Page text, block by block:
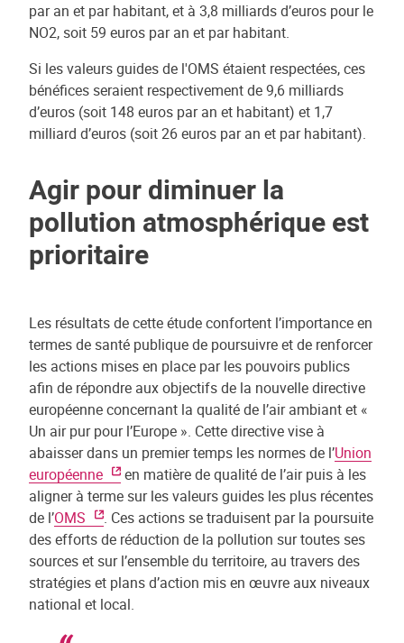
par an et par habitant, et à 3,8 milliards d’euros pour le
NO2, soit 59 euros par an et par habitant.
Si les valeurs guides de l'OMS étaient respectées, ces
bénéfices seraient respectivement de 9,6 milliards
d’euros (soit 148 euros par an et habitant) et 1,7
milliard d’euros (soit 26 euros par an et par habitant).
Agir pour diminuer la
pollution atmosphérique est
prioritaire
Les résultats de cette étude confortent l’importance en
termes de santé publique de poursuivre et de renforcer
les actions mises en place par les pouvoirs publics
afin de répondre aux objectifs de la nouvelle directive
européenne concernant la qualité de l’air ambiant et «
Un air pur pour l’Europe ». Cette directive vise à
abaisser dans un premier temps les normes de l’Union
européenne
en matière de qualité de l’air puis à les
aligner à terme sur les valeurs guides les plus récentes
de l’OMS
. Ces actions se traduisent par la poursuite
des efforts de réduction de la pollution sur toutes ses
sources et sur l’ensemble du territoire, au travers des
stratégies et plans d’action mis en œuvre aux niveaux
national et local.